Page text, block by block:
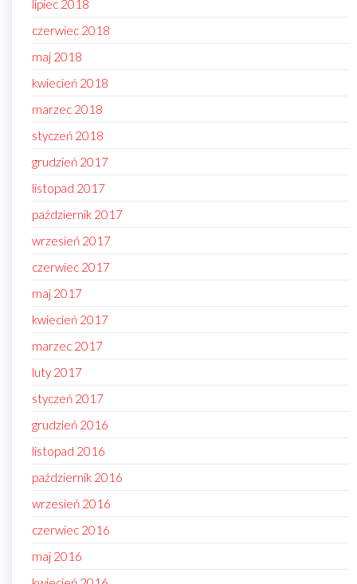
lipiec 2018
czerwiec 2018
maj 2018
kwiecień 2018
marzec 2018
styczeń 2018
grudzień 2017
listopad 2017
październik 2017
wrzesień 2017
czerwiec 2017
maj 2017
kwiecień 2017
marzec 2017
luty 2017
styczeń 2017
grudzień 2016
listopad 2016
październik 2016
wrzesień 2016
czerwiec 2016
maj 2016